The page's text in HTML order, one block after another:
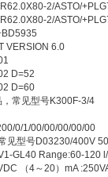
2/ASTO/
2/ASTO/
VERSION 6.0
D=52
D=60
常见型号K300F-3/4
0/1/00/00/00/00/00
见型号D03230/400V
GL40 Range:60-
（4～20）mA